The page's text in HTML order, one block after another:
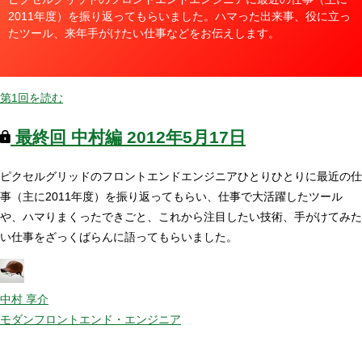
ー
2011年度）を振り返ってもらいました。ハマった出来事、役に立っ
たツール、来年手がけたい仕事などをお伝えします。
第1回を読む
最終回 中村編 2012年5月17日
ピクセルグリッドのフロントエンドエンジニアひとりひとりに最近の仕
事（主に2011年度）を振り返ってもらい、仕事で大活躍したツール
や、ハマりまくったできごと、これから注目したい技術、手がけてみた
い仕事をざっくばらんに語ってもらいました。
中村 享介
モダンフロントエンド・エンジニア